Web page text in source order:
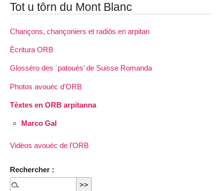
Tot u tôrn du Mont Blanc
Chançons, chançoniers et radiôs en arpitan
Ècritura ORB
Glossèro des ´patouès’ de Suisse Romanda
Photos avouéc d’ORB
Tèxtes en ORB arpitanna
Marco Gal
Vidèos avouéc de l’ORB
Rechercher :